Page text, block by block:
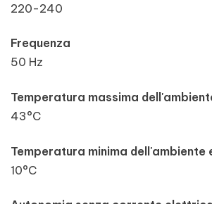
220-240
Frequenza
50 Hz
Temperatura massima
43°C
Temperatura minima dell'ambiente
10°C